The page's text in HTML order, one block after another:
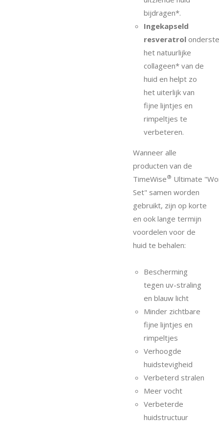
bijdragen*.
Ingekapseld
resveratrol
het natuurlijke
collageen* van de
huid en helpt zo
het uiterlijk van
fijne lijntjes en
rimpeltjes te
verbeteren.
Wanneer alle
producten van de
TimeWise® Ultimate
Set" samen worden
gebruikt, zijn op korte
en ook lange termijn
voordelen voor de
huid te behalen:
Bescherming
tegen uv-straling
en blauw licht
Minder zichtbare
fijne lijntjes en
rimpeltjes
Verhoogde
huidstevigheid
Verbeterd stralen
Meer vocht
Verbeterde
huidstructuur